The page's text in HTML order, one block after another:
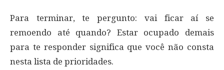
Para terminar, te pergunto: vai ficar aí se
remoendo até quando? Estar ocupado demais
para te responder significa que você não consta
nesta lista de prioridades.